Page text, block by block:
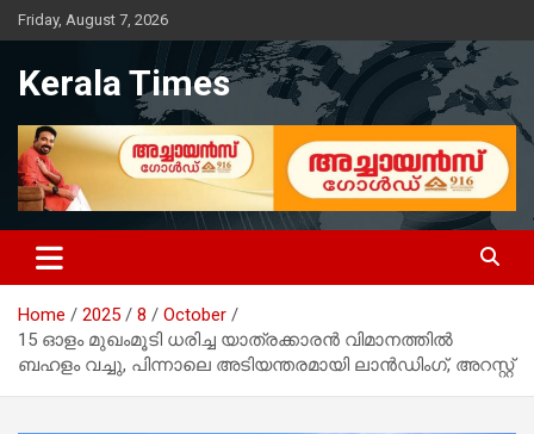
Skip
to
Friday, August 7, 2026
Kerala Times
Home 2025 8
October
15 ഓളം മുഖംമൂടി ധരിച്ച യാത്രക്കാരന്‍ വിമാനത്തിൽ
ബഹളം വച്ചു, പിന്നാലെ അടിയന്തരമായി ലാൻഡിംഗ്, അറസ്റ്റ്